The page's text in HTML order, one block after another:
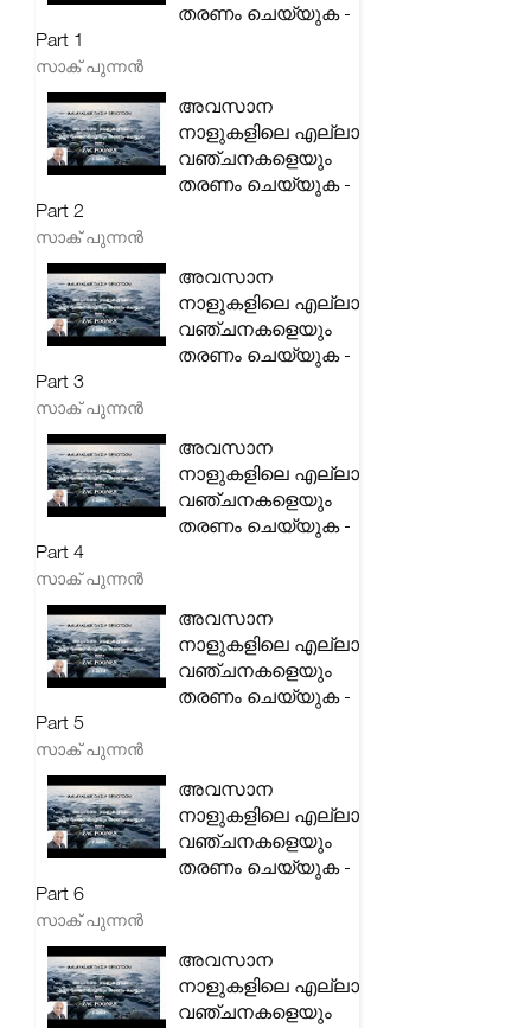
തരണം ചെയ്യുക -
Part 1
സാക് പുന്നൻ
അവസാന
നാളുകളിലെ എല്ലാ
വഞ്ചനകളെയും
തരണം ചെയ്യുക -
Part 2
സാക് പുന്നൻ
അവസാന
നാളുകളിലെ എല്ലാ
വഞ്ചനകളെയും
തരണം ചെയ്യുക -
Part 3
സാക് പുന്നൻ
അവസാന
നാളുകളിലെ എല്ലാ
വഞ്ചനകളെയും
തരണം ചെയ്യുക -
Part 4
സാക് പുന്നൻ
അവസാന
നാളുകളിലെ എല്ലാ
വഞ്ചനകളെയും
തരണം ചെയ്യുക -
Part 5
സാക് പുന്നൻ
അവസാന
നാളുകളിലെ എല്ലാ
വഞ്ചനകളെയും
തരണം ചെയ്യുക -
Part 6
സാക് പുന്നൻ
അവസാന
നാളുകളിലെ എല്ലാ
വഞ്ചനകളെയും